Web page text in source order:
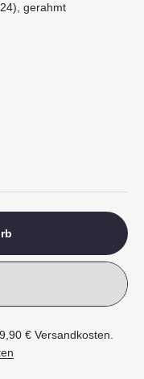
gerahmt
€ Versandkosten.